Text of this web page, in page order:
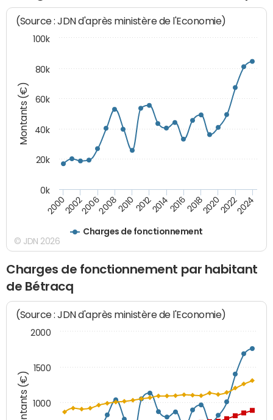
Montants (€)
(Source : JDN d'après ministère de l'Economie)
Charges de fonctionnement
200020022006200820102012201420162018202020222024
0k
20k
40k
60k
80k
100k
© JDN 2026
Charges de fonctionnement par habitant
de Bétracq
Montants (€)
(Source : JDN d'après ministère de l'Economie)
1000
1500
2000